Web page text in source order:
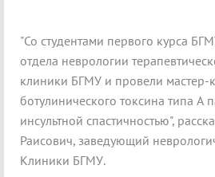
"Со студентами первого курса
отдела неврологии
клиники БГМУ и провели мастер-
ботулинического токсина типа А
инсультной спастичностью",
Раисович, заведующий
Клиники БГМУ.